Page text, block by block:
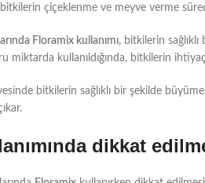
çiçeklenme ve meyve verme
Floramix kullanımı, bitkilerin
miktarda kullanıldığında, bitkilerin
bitkilerin sağlıklı bir şekilde
dikkat